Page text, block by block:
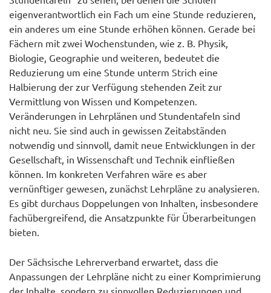
eigenverantwortlich ein Fach um eine Stunde reduzieren,
ein anderes um eine Stunde erhöhen können. Gerade bei
Fächern mit zwei Wochenstunden, wie z. B. Physik,
Biologie, Geographie und weiteren, bedeutet die
Reduzierung um eine Stunde unterm Strich eine
Halbierung der zur Verfügung stehenden Zeit zur
Vermittlung von Wissen und Kompetenzen.
Veränderungen in Lehrplänen und Stundentafeln sind
nicht neu. Sie sind auch in gewissen Zeitabständen
notwendig und sinnvoll, damit neue Entwicklungen in der
Gesellschaft, in Wissenschaft und Technik einfließen
können. Im konkreten Verfahren wäre es aber
vernünftiger gewesen, zunächst Lehrpläne zu analysieren.
Es gibt durchaus Doppelungen von Inhalten, insbesondere
fachübergreifend, die Ansatzpunkte für Überarbeitungen
bieten.
Der Sächsische Lehrerverband erwartet, dass die
Anpassungen der Lehrpläne nicht zu einer Komprimierung